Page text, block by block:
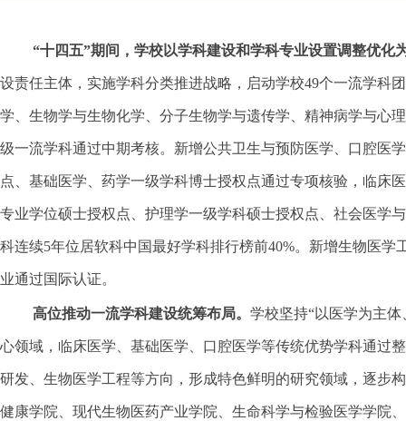
“十四五”期间，学校以学科建设和学科专业设置调整优
设责任主体，实施学科分类推进战略，启动学校49个一流学科
学、生物学与生物化学、分子生物学与遗传学、精神病学与心
级一流学科通过中期考核。新增公共卫生与预防医学、口腔医
点、基础医学、药学一级学科博士授权点通过专项核验，临床
专业学位硕士授权点、护理学一级学科硕士授权点、社会医学
科连续5年位居软科中国最好学科排行榜前40%。新增生物医
业通过国际认证。
高位推动一流学科建设统筹布局。 学校坚持“以医学为主
心领域，临床医学、基础医学、口腔医学等传统优势学科通过
研发、生物医学工程等方向，形成特色鲜明的研究领域，逐步
健康学院、现代生物医药产业学院、生命科学与检验医学学院